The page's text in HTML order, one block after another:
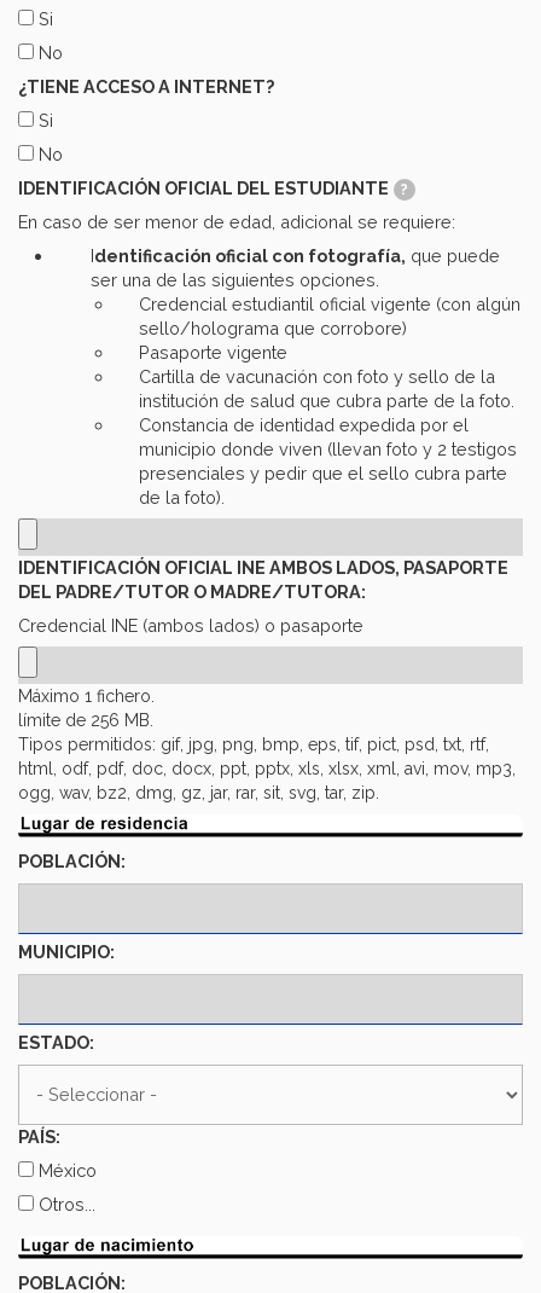
Si
No
¿TIENE ACCESO A INTERNET?
Si
No
IDENTIFICACIÓN OFICIAL DEL ESTUDIANTE
?
En caso de ser menor de edad, adicional se requiere:
Identificación oficial con fotografía, que puede
ser una de las siguientes opciones.
Credencial estudiantil oficial vigente (con algún
sello/holograma que corrobore)
Pasaporte vigente
Cartilla de vacunación con foto y sello de la
institución de salud que cubra parte de la foto.
Constancia de identidad expedida por el
municipio donde viven (llevan foto y 2 testigos
presenciales y pedir que el sello cubra parte
de la foto).
IDENTIFICACIÓN OFICIAL INE AMBOS LADOS, PASAPORTE
DEL PADRE/TUTOR O MADRE/TUTORA:
Credencial INE (ambos lados) o pasaporte
Máximo 1 fichero.
límite de 256 MB.
Tipos permitidos: gif, jpg, png, bmp, eps, tif, pict, psd, txt, rtf,
html, odf, pdf, doc, docx, ppt, pptx, xls, xlsx, xml, avi, mov, mp3,
ogg, wav, bz2, dmg, gz, jar, rar, sit, svg, tar, zip.
POBLACIÓN:
MUNICIPIO:
ESTADO:
PAÍS:
México
Otros...
POBLACIÓN: